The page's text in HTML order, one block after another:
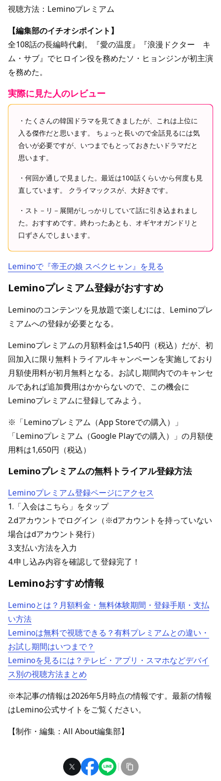
視聴方法：Leminoプレミアム
【編集部のイチオシポイント】
全108話の長編時代劇。『愛の温度』『浪漫ドクター キ
ム・サブ』でヒロイン役を務めたソ・ヒョンジンが初主演
を務めた。
実際に見た人のレビュー
・たくさんの韓国ドラマを見てきましたが、これは上位に
入る傑作だと思います。 ちょっと長いので全話見るには気
合いが必要ですが、いつまでもとっておきたいドラマだと
思います。
・何回か通しで見ました。最近は100話くらいから何度も見
直しています。 クライマックスが、大好きです。
・スト－リ－展開がしっかりしていて話に引き込まれまし
た。おすすめです。終わったあとも、オギヤオガンドリと
口ずさんでしまいます。
Leminoで『帝王の娘 スベクヒャン』を見る
Leminoプレミアム登録がおすすめ
Leminoのコンテンツを見放題で楽しむには、Leminoプレ
ミアムへの登録が必要となる。
Leminoプレミアムの月額料金は1,540円（税込）だが、初
回加入に限り無料トライアルキャンペーンを実施しており
月額使用料が初月無料となる。お試し期間内でのキャンセ
ルであれば追加費用はかからないので、この機会に
Leminoプレミアムに登録してみよう。
※「Leminoプレミアム（App Storeでの購入）」
「Leminoプレミアム（Google Playでの購入）」の月額使
用料は1,650円（税込）
Leminoプレミアムの無料トライアル登録方法
Leminoプレミアム登録ページにアクセス
1.「入会はこちら」をタップ
2.dアカウントでログイン（※dアカウントを持っていない
場合はdアカウント発行）
3.支払い方法を入力
4.申し込み内容を確認して登録完了！
Leminoおすすめ情報
Leminoとは？月額料金・無料体験期間・登録手順・支払
い方法
Leminoは無料で視聴できる？有料プレミアムとの違い・
お試し期間はいつまで？
Leminoを見るには？テレビ・アプリ・スマホなどデバイ
ス別の視聴方法まとめ
※本記事の情報は2026年5月時点の情報です。最新の情報
はLemino公式サイトをご覧ください。
【制作・編集：All About編集部】